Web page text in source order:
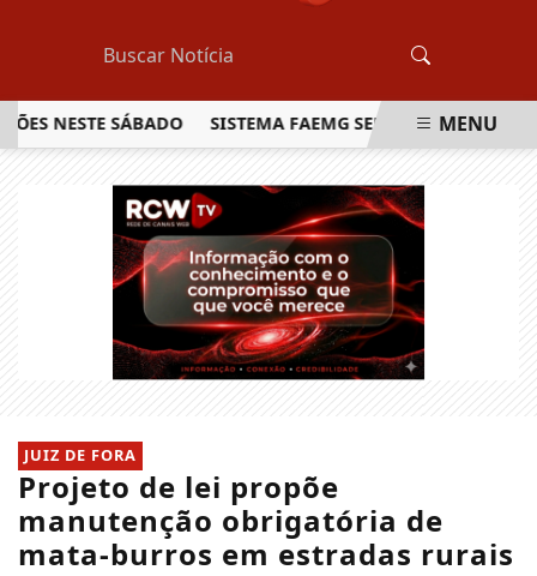
SÁBADO SISTEMA FAEMG SENAR LANÇA OMENU
JUIZ DE FORA
Projeto de lei propõe
manutenção obrigatória de
mata-burros em estradas rurais